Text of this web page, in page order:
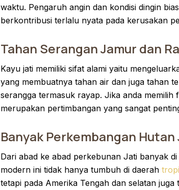
waktu. Pengaruh angin dan kondisi dingin
berkontribusi terlalu nyata pada kerusakan
Tahan Serangan Jamur dan
Kayu jati memiliki sifat alami yaitu
yang membuatnya tahan air dan juga tahan
serangga termasuk rayap. Jika anda memilih
merupakan pertimbangan yang sangat
Banyak Perkembangan Hutan
Dari abad ke abad perkebunan Jati banyak
modern ini tidak hanya tumbuh di daerah
tetapi pada Amerika Tengah dan selatan